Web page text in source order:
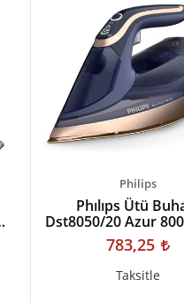
Philips
Phılıps Ütü
Dst8050/20 Azur
783,25
Taksitle